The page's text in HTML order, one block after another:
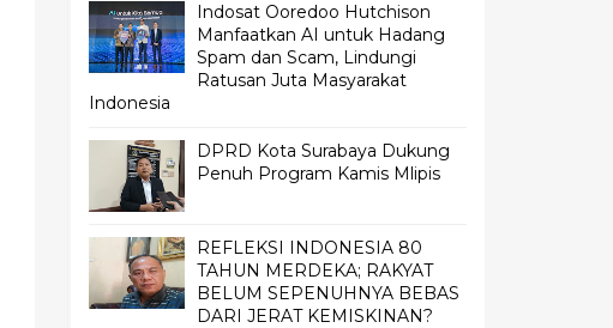
Indosat Ooredoo Hutchison
Manfaatkan AI untuk Hadang
Spam dan Scam, Lindungi
Ratusan Juta Masyarakat
Indonesia
DPRD Kota Surabaya Dukung
Penuh Program Kamis Mlipis
REFLEKSI INDONESIA 80
TAHUN MERDEKA; RAKYAT
BELUM SEPENUHNYA BEBAS
DARI JERAT KEMISKINAN?